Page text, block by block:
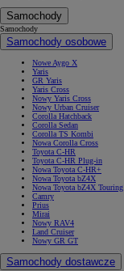
Samochody
Samochody
Samochody osobowe
Nowe Aygo X
Yaris
GR Yaris
Yaris Cross
Nowy Yaris Cross
Nowy Urban Cruiser
Corolla Hatchback
Corolla Sedan
Corolla TS Kombi
Nowa Corolla Cross
Toyota C-HR
Toyota C-HR Plug-in
Nowa Toyota C-HR+
Nowa Toyota bZ4X
Nowa Toyota bZ4X Touring
Camry
Prius
Mirai
Nowy RAV4
Land Cruiser
Nowy GR GT
Samochody dostawcze